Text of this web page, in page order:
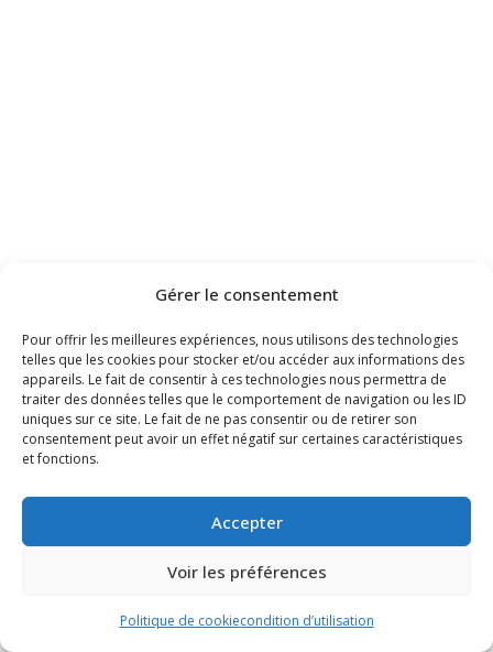
Gérer le consentement
Pour offrir les meilleures expériences, nous utilisons des technologies
telles que les cookies pour stocker et/ou accéder aux informations des
appareils. Le fait de consentir à ces technologies nous permettra de
traiter des données telles que le comportement de navigation ou les ID
uniques sur ce site. Le fait de ne pas consentir ou de retirer son
consentement peut avoir un effet négatif sur certaines caractéristiques
et fonctions.
Accepter
Voir les préférences
Politique de cookiecondition d’utilisation